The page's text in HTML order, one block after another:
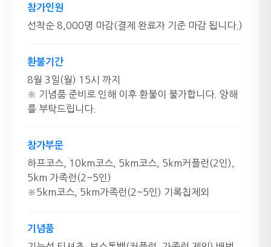
참가인원
선착순 8,000명 마감(결제 완료자 기준 마감 됩니다.)
환불기간
8월 3일(월) 15시 까지
※ 기념품 준비로 인해 이후 환불이 불가합니다. 양해
를 부탁드립니다.
참가부문
하프코스, 10km코스, 5km코스, 5km커플런(2인),
5km 가족런(2~5인)
※5km코스, 5km가족런(2~5인) 기록칩제외
기념품